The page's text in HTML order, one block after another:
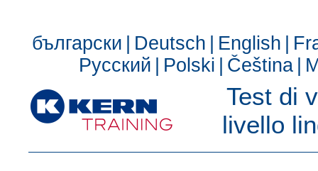
български Deutsch English
Русский
Polski Čeština
Test di
livello